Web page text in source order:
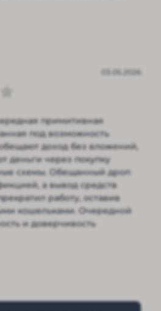
03.05.2026
примитивная
под возможность
доход без вложений,
деньги через покупку
схемы. Обещанный дроп
а вывод средств
работу, оставив
кошельками. Очередной
и доверчивость